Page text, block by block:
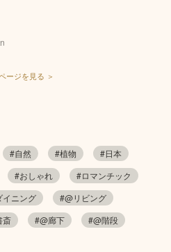
ージを見る ＞
#自然 #植物
#日本
#おしゃれ
#ロマンチック
イニング
#@リビング
斎 #@廊下
#@階段